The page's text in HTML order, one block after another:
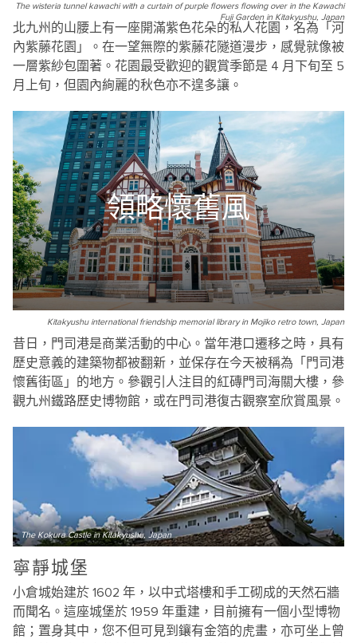
The wisteria tunnel kawachi with a curtain of purple flowers flowing over in the Kawachi
Fuji Garden in Kitakyushu, Japan
北九州的山腰上有一座開滿紫色花朵的私人花園，名為「河
內紫藤花園」。在一望無際的紫藤花隧道漫步，感覺就像被
一層紫紗包圍著。花園最受歡迎的觀賞季節是 4 月下旬至 5
月上旬，但園內絢麗的秋色亦不遑多讓。
領略懷舊風
Kitakyushu international friendship memorial library in Mojiko retro town, Japan
昔日，門司港是商業活動的中心。當年港口遷移之時，具有
歷史意義的建築物都被翻新，並保存在今天被稱為「門司港
懷舊街區」的地方。參觀引人注目的紅磚門司海關大樓，參
觀九州鐵路歷史博物館，或在門司港復古觀察室欣賞風景。
The Kokura Castle in Kitakyushu, Japan
寧靜城堡
小倉城始建於 1602 年，以中式塔樓和手工砌成的天然石牆
而聞名。這座城堡於 1959 年重建，目前擁有一個小型博物
館；置身其中，您不但可見到鑲有金箔的虎畫，亦可坐上曾